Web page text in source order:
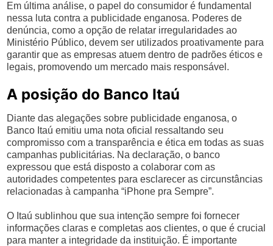
Em última análise, o papel do consumidor é fundamental
nessa luta contra a publicidade enganosa. Poderes de
denúncia, como a opção de relatar irregularidades ao
Ministério Público, devem ser utilizados proativamente para
garantir que as empresas atuem dentro de padrões éticos e
legais, promovendo um mercado mais responsável.
A posição do Banco Itaú
Diante das alegações sobre publicidade enganosa, o
Banco Itaú emitiu uma nota oficial ressaltando seu
compromisso com a transparência e ética em todas as suas
campanhas publicitárias. Na declaração, o banco
expressou que está disposto a colaborar com as
autoridades competentes para esclarecer as circunstâncias
relacionadas à campanha “iPhone pra Sempre”.
O Itaú sublinhou que sua intenção sempre foi fornecer
informações claras e completas aos clientes, o que é crucial
para manter a integridade da instituição. É importante